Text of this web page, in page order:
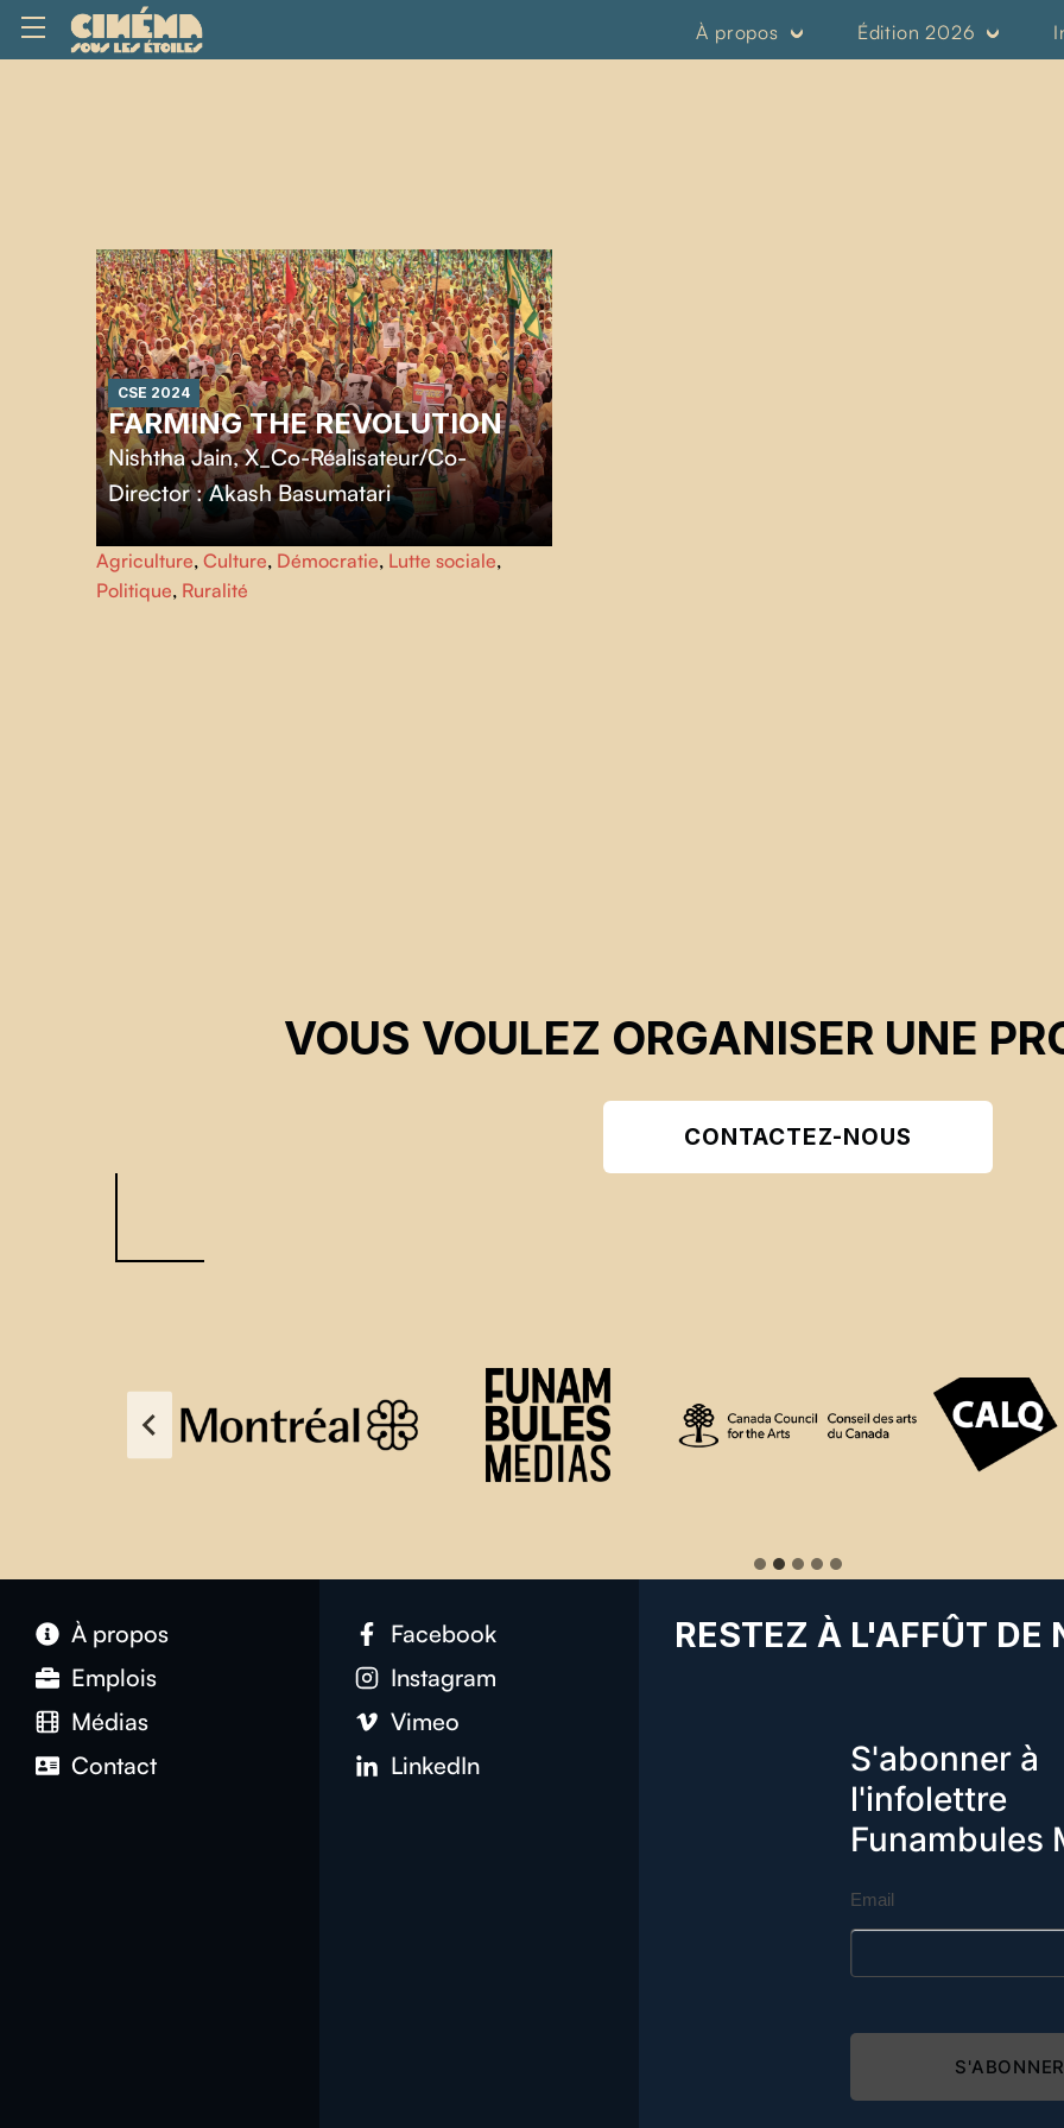
À propos Édition 2026
CSE 2024
FARMING THE REVOLUTION
Nishtha Jain,X_Co-Réalisateur/Co-
Director : Akash Basumatari
Farming the Revolution nous emmène au cœur des
protestations massives qui durent depuis un an contre les
lois agricoles injustes du gouvernement indien. L’équipe
Agriculture, Culture, Démocratie, Lutte sociale,
Politique, Ruralité
VOUS VOULEZ ORGANISER UNE
CONTACTEZ-NOUS
À propos
Emplois
Médias
Contact
Facebook
Instagram
Vimeo
LinkedIn
RESTEZ À L'AFFÛT DE
S'abonner à
l'infolettre
Funambules
Email
S'ABONNER